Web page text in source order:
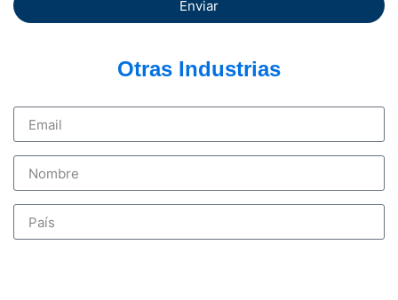
Enviar
Otras Industrias